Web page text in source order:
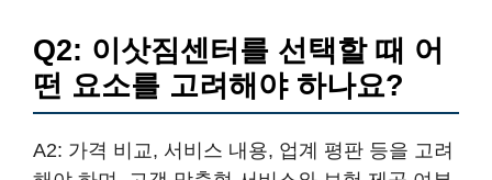
Q2: 이삿짐센터를 선택할 때 어
떤 요소를 고려해야 하나요?
A2: 가격 비교, 서비스 내용, 업계 평판 등을 고려